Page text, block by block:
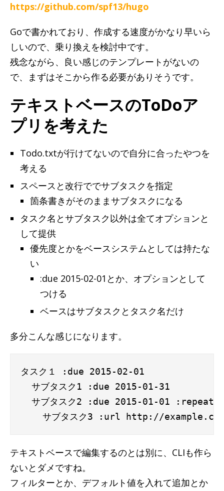
https://github.com/spf13/hugo
Goで書かれており、作成する速度がかなり早いら
しいので、乗り換えを検討中です。
残念ながら、良い感じのテンプレートがないの
で、まずはそこから作る必要がありそうです。
テキストベースのToDoア
プリを考えた
Todo.txtが行けてないので自分に合ったやつを
考える
スペースと改行ででサブタスクを指定
箇条書きがそのままサブタスクになる
タスク名とサブタスク以外は全てオプションと
して提供
優先度とかをベースシステムとしては持たな
い
:due 2015-02-01とか、オプションとして
つける
ベースはサブタスクとタスク名だけ
多分こんな感じになります。
タスク１ :due 2015-02-01
  サブタスク1 :due 2015-01-31
サブタスク2 :due 2015-01-01 :repeat
テキストベースで編集するのとは別に、CLIも作ら
ないとダメですね。
フィルターとか、デフォルト値を入れて追加とか